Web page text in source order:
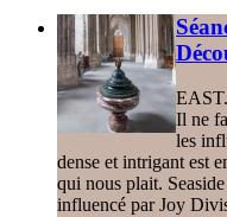
Il ne
les
dense et intrigant est
qui nous plait.
influencé par Joy